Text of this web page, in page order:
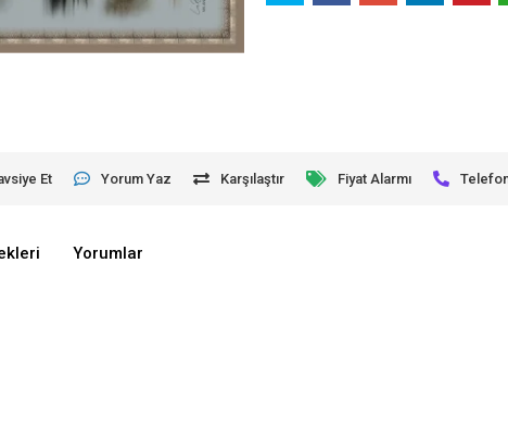
Et Yorum Yaz Karşılaştır Fiyat Alarmı
Yorumlar